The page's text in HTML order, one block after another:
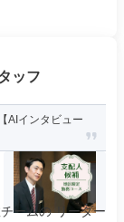
ッフ
AIインタビュー
ームの リーダー